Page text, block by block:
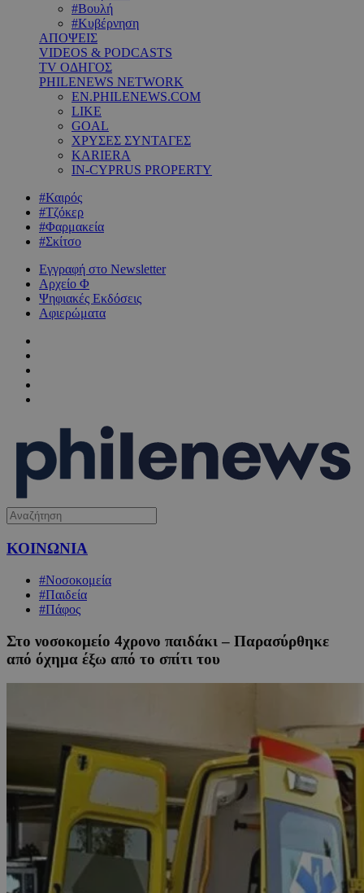
#Βουλή
#Κυβέρνηση
ΑΠΟΨΕΙΣ
VIDEOS & PODCASTS
TV ΟΔΗΓΟΣ
PHILENEWS NETWORK
EN.PHILENEWS.COM
LIKE
GOAL
ΧΡΥΣΕΣ ΣΥΝΤΑΓΕΣ
KARIERA
IN-CYPRUS PROPERTY
#Καιρός
#Τζόκερ
#Φαρμακεία
#Σκίτσο
Εγγραφή στο Newsletter
Αρχείο Φ
Ψηφιακές Εκδόσεις
Αφιερώματα
ΚΟΙΝΩΝΙΑ
#Νοσοκομεία
#Παιδεία
#Πάφος
Στο νοσοκομείο 4χρονο παιδάκι – Παρασύρθηκε
από όχημα έξω από το σπίτι του